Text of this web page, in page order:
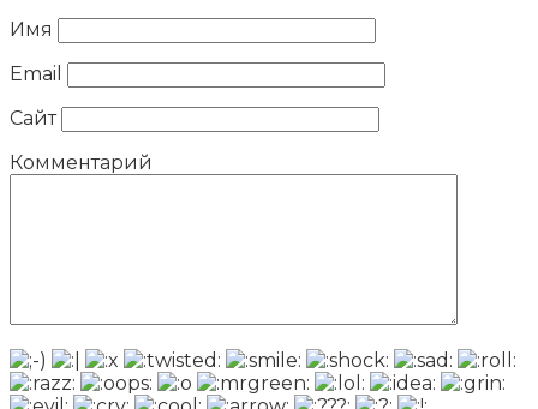
Имя
Email
Сайт
Комментарий